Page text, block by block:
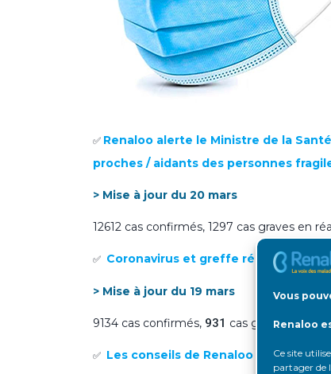
Vous
Renaloo
Ce site
partager de
✅ Renaloo alerte le Ministre de la
proches / aidants des personnes
> Mise à jour du 20 mars
12612 cas confirmés, 1297 cas graves en
✅ Coronavirus et greffe rénale :
> Mise à jour du 19 mars
9134 cas confirmés, 931 cas graves
✅ Les conseils de Renaloo pour faire